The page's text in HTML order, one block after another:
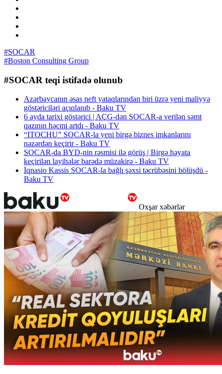
#SOCAR
#Boston Consulting Group
#SOCAR teqi istifadə olunub
Azərbaycanın əsas neft yataqlarından biri üzrə yeni maliyyə
göstəriciləri açıqlanıb - Baku TV
6 ayda tarixi göstərici | AÇG-dən SOCAR-a verilən səmt
qazının həcmi artdı - Baku TV
“ITOCHU” SOCAR-la yeni birgə biznes imkanlarını
nəzərdən keçirir - Baku TV
SOCAR-da BYD-nin rəsmisi ilə görüş | Birgə həyata
keçirilən layihələr barədə müzakirə - Baku TV
İqnasio Kassis SOCAR-la bağlı şəxsi təcrübəsini bölüşdü -
Baku TV
Oxşar xəbərlər